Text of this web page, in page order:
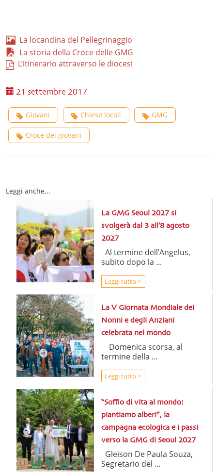
La locandina del Pellegrinaggio
La storia della Croce delle GMG
L’itinerario attraverso le diocesi
21 settembre 2017
Giovani Chiese locali GMG
Croce dei giovani
Leggi anche...
La GMG Seoul 2027 si
svolgerà dal 3 all’8 agosto
2027
Al termine dell’Angelus,
subito dopo la ...
Leggi tutto >
La V Giornata Mondiale dei
Nonni e degli Anziani
celebrata nel mondo
Domenica scorsa, al
termine della ...
Leggi tutto >
“Soffio di vita al mondo:
piantiamo alberi”, la
campagna ecologica e i passi
verso la GMG di Seoul 2027
Gleison De Paula Souza,
Segretario del ...